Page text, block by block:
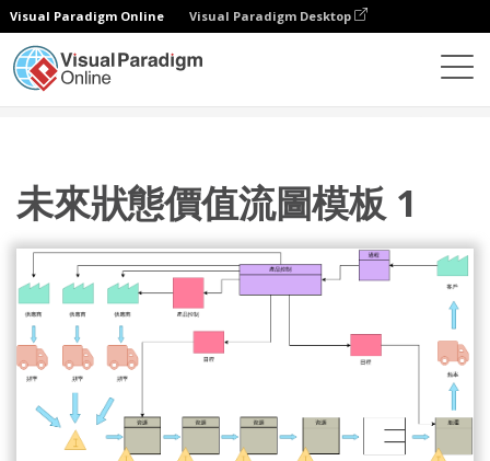
Visual Paradigm Online Visual Paradigm Desktop
未來狀態價值流圖模板 1